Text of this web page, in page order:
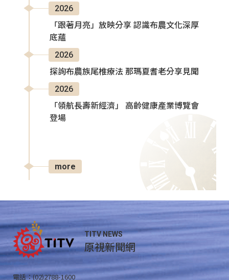
2026
「跟著月亮」放映分享 認識布農文化深厚
底蘊
2026
探詢布農族尾椎療法 那瑪夏耆老分享見聞
2026
「領航長壽新經濟」 高齡健康產業博覽會
登場
more
TITV NEWS
原視新聞網
電話：(02)2788-1600